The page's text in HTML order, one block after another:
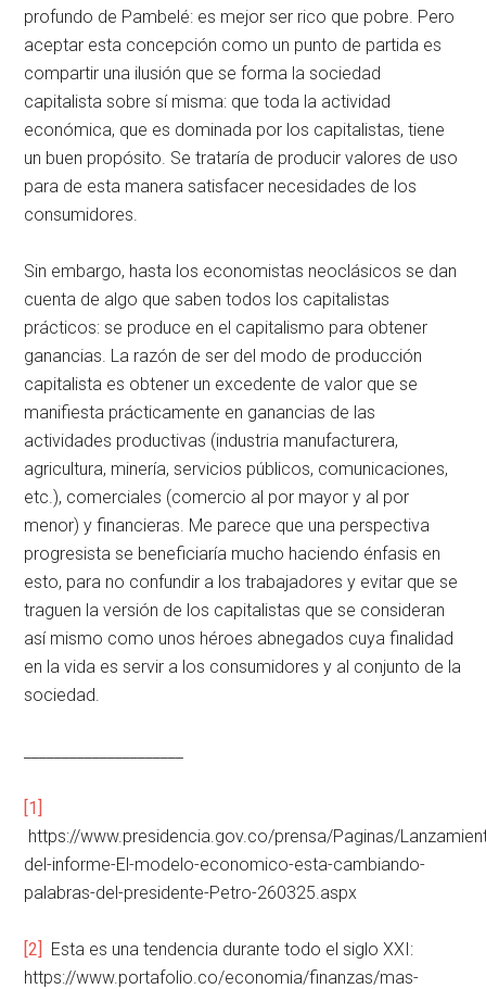
profundo de Pambelé: es mejor ser rico que pobre. Pero
aceptar esta concepción como un punto de partida es
compartir una ilusión que se forma la sociedad
capitalista sobre sí misma: que toda la actividad
económica, que es dominada por los capitalistas, tiene
un buen propósito. Se trataría de producir valores de uso
para de esta manera satisfacer necesidades de los
consumidores.
Sin embargo, hasta los economistas neoclásicos se dan
cuenta de algo que saben todos los capitalistas
prácticos: se produce en el capitalismo para obtener
ganancias. La razón de ser del modo de producción
capitalista es obtener un excedente de valor que se
manifiesta prácticamente en ganancias de las
actividades productivas (industria manufacturera,
agricultura, minería, servicios públicos, comunicaciones,
etc.), comerciales (comercio al por mayor y al por
menor) y financieras. Me parece que una perspectiva
progresista se beneficiaría mucho haciendo énfasis en
esto, para no confundir a los trabajadores y evitar que se
traguen la versión de los capitalistas que se consideran
así mismo como unos héroes abnegados cuya finalidad
en la vida es servir a los consumidores y al conjunto de la
sociedad.
[1]
https://www.presidencia.gov.co/prensa/Paginas/
del-informe-El-modelo-economico-esta-cambiando-
palabras-del-presidente-Petro-260325.aspx
[2] Esta es una tendencia durante todo el siglo XXI:
https://www.portafolio.co/economia/finanzas/mas-